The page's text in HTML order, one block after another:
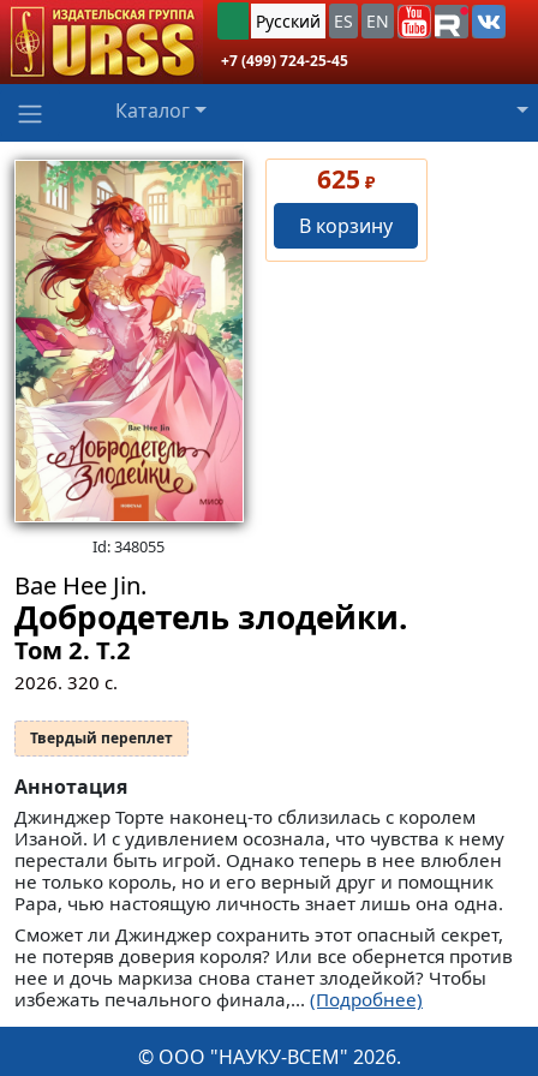
Русский ES EN
+7 (499) 724-25-45
Каталог
Id: 348055
625 ₽
В корзину
Bae Hee Jin.
Добродетель злодейки.
Том 2. Т.2
2026. 320 с.
Твердый переплет
Аннотация
Джинджер Торте наконец-то сблизилась с королем
Изаной. И с удивлением осознала, что чувства к нему
перестали быть игрой. Однако теперь в нее влюблен
не только король, но и его верный друг и помощник
Рара, чью настоящую личность знает лишь она одна.
Сможет ли Джинджер сохранить этот опасный секрет,
не потеряв доверия короля? Или все обернется против
нее и дочь маркиза снова станет злодейкой? Чтобы
избежать печального финала,... (Подробнее)
© ООО "НАУКУ-ВСЕМ" 2026.